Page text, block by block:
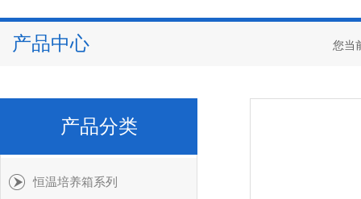
产品中心 您当
产品分类
恒温培养箱系列